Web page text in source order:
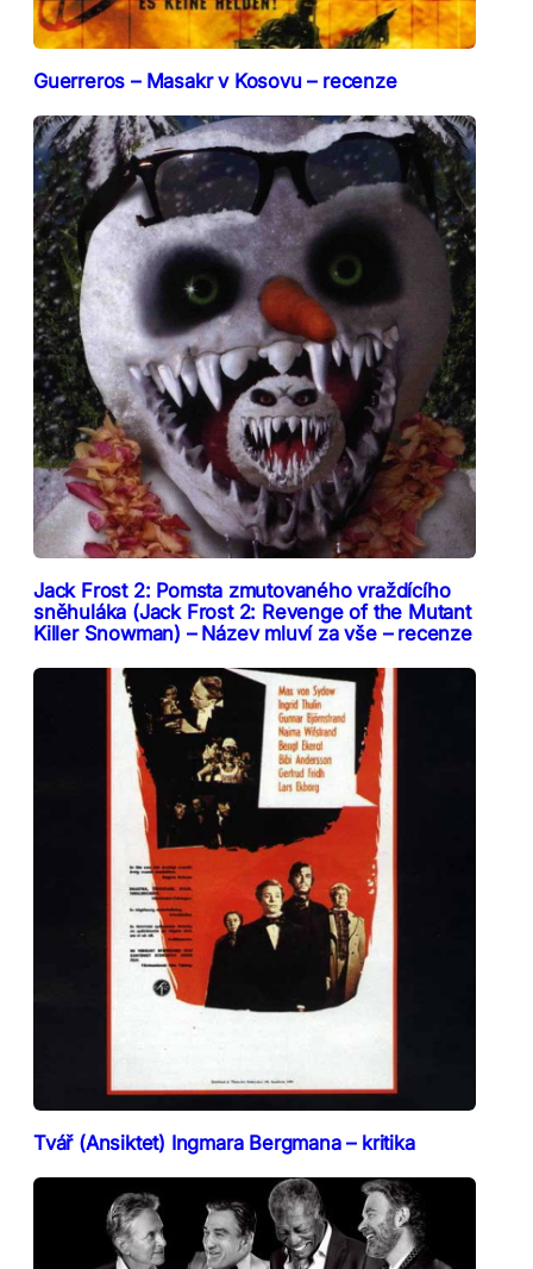
Guerreros – Masakr v Kosovu – recenze
Jack Frost 2: Pomsta zmutovaného vraždícího
sněhuláka (Jack Frost 2: Revenge of the Mutant
Killer Snowman) – Název mluví za vše – recenze
Tvář (Ansiktet) Ingmara Bergmana – kritika